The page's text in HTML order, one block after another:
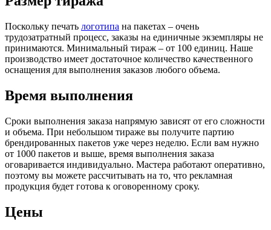
Поскольку печать логотипа на пакетах – очень
трудозатратный процесс, заказы на единичные экземпляры не
принимаются. Минимальный тираж – от 100 единиц. Наше
производство имеет достаточное количество качественного
оснащения для выполнения заказов любого объема.
Время выполнения
Сроки выполнения заказа напрямую зависят от его сложности
и объема. При небольшом тираже вы получите партию
брендированных пакетов уже через неделю. Если вам нужно
от 1000 пакетов и выше, время выполнения заказа
оговаривается индивидуально. Мастера работают оперативно,
поэтому вы можете рассчитывать на то, что рекламная
продукция будет готова к оговоренному сроку.
Цены